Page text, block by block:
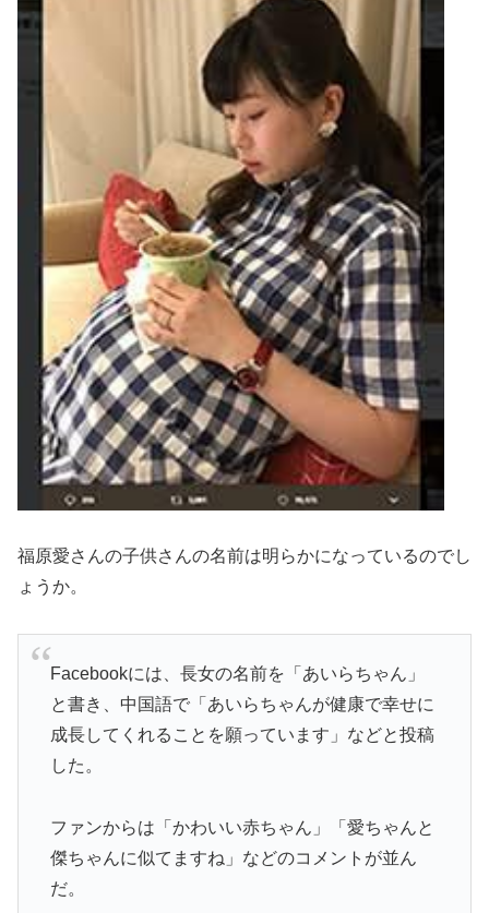
福原愛さんの子供さんの名前は明らかになっているのでし
ょうか。
Facebookには、 長女の名前を「あいらちゃん」
と書き、中国語で「あいらちゃんが健康で幸せに
成長してくれることを願っています」などと投稿
した。
ファンからは「かわいい赤ちゃん」「愛ちゃんと
傑ちゃんに似てますね」などのコメントが並ん
だ。